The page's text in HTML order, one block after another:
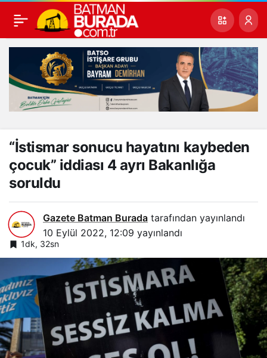
“İstismar sonucu hayatını kaybeden
çocuk” iddiası 4 ayrı Bakanlığa
soruldu
Gazete Batman Burada tarafından yayınlandı
10 Eylül 2022, 12:09 yayınlandı
1dk, 32sn